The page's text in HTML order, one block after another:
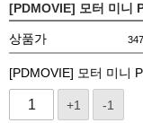
[PDMOVIE] 모터 미니
상품가
[PDMOVIE] 모터 미니
+1 -1